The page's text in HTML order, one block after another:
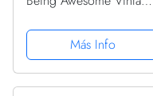
PopSockets PopGrip
Intercambiable
Más Info